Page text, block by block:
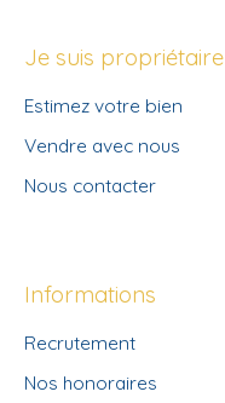
Je suis propriétaire
Estimez votre bien
Vendre avec nous
Nous contacter
Informations
Recrutement
Nos honoraires